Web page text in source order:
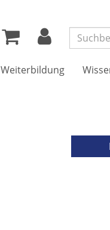
Weiterbildung